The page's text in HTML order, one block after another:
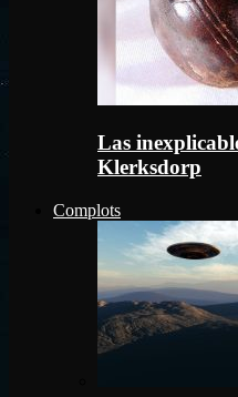
Las
Klerksdorp
Complots